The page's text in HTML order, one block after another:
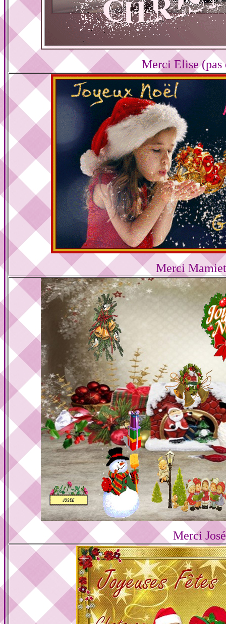
Merci Elise (pas
Merci
Merci